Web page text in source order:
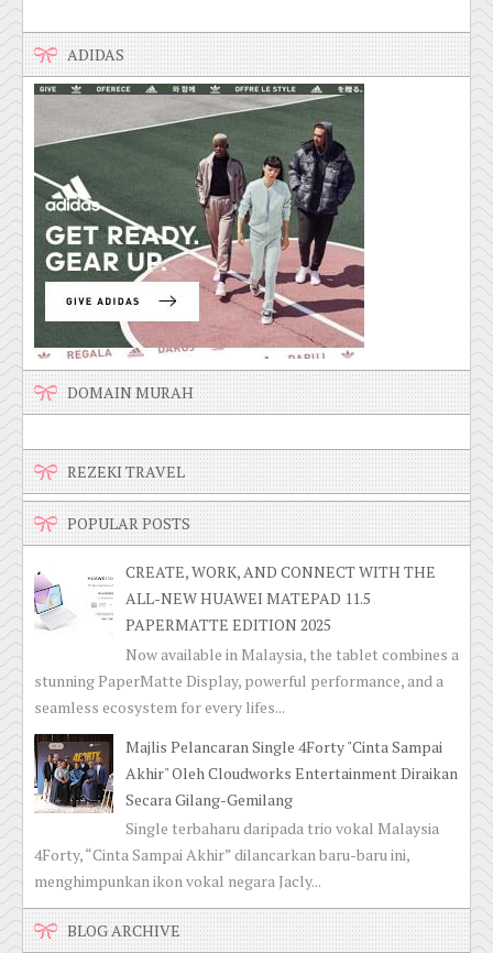
ADIDAS
DOMAIN MURAH
REZEKI TRAVEL
POPULAR POSTS
CREATE, WORK, AND CONNECT WITH THE
ALL-NEW HUAWEI MATEPAD 11.5
PAPERMATTE EDITION 2025
Now available in Malaysia, the tablet combines a
stunning PaperMatte Display, powerful performance, and a
seamless ecosystem for every lifes...
Majlis Pelancaran Single 4Forty "Cinta Sampai
Akhir" Oleh Cloudworks Entertainment Diraikan
Secara Gilang-Gemilang
Single terbaharu daripada trio vokal Malaysia
4Forty, “Cinta Sampai Akhir” dilancarkan baru-baru ini,
menghimpunkan ikon vokal negara Jacly...
BLOG ARCHIVE